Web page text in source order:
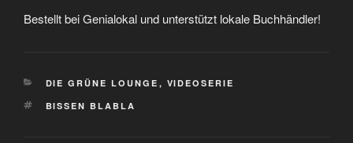
Bestellt bei Genialokal und unterstützt lokale Buchhändler!
KATEGORIEN
DIE GRÜNE LOUNGE , VIDEOSERIE
SCHLAGWÖRTER
BISSEN BLABLA